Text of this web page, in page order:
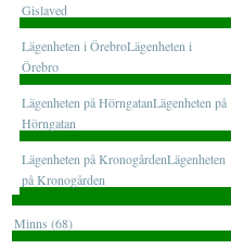
Gislaved
Lägenheten i ÖrebroLägenheten i
Örebro
Lägenheten på HörngatanLägenheten på
Hörngatan
Lägenheten på KronogårdenLägenheten
på Kronogården
Minns (68)